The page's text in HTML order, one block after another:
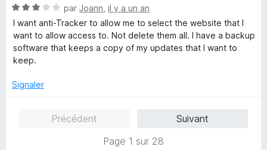
5
1
s
u
r
5
N
o
t
é
3
u
par Joann il y a un an
I want anti-Tracker to allow me to select the website that I
want to allow access to. Not delete them all. I have a backup
software that keeps a copy of my updates that I want to
keep.
Signaler
Précédent
Suivant
Page 1 sur 28